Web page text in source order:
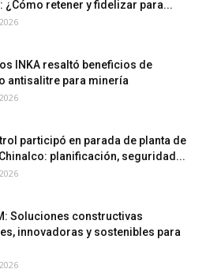
¿Cómo retener y fidelizar para...
INKA resaltó beneficios de
antisalitre para minería
participó en parada de planta de
planificación, seguridad...
Soluciones constructivas
innovadoras y sostenibles para